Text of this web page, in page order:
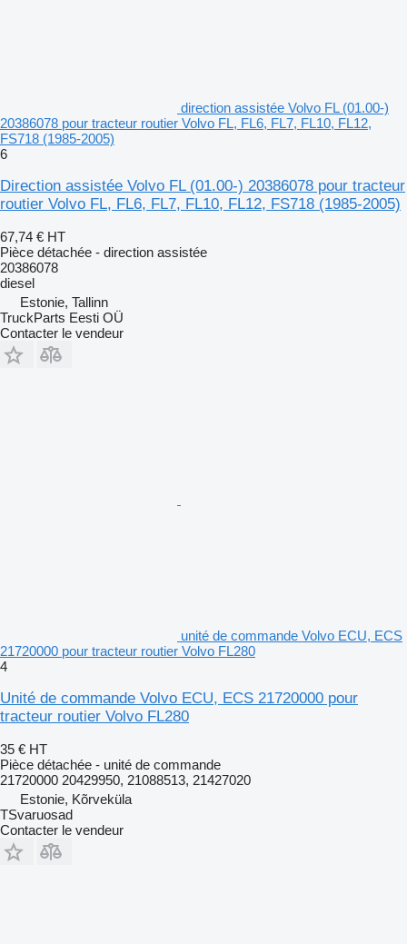
direction assistée Volvo FL (01.00-)
20386078 pour tracteur routier Volvo FL, FL6, FL7, FL10, FL12,
FS718 (1985-2005)
6
Direction assistée Volvo FL (01.00-) 20386078 pour tracteur
routier Volvo FL, FL6, FL7, FL10, FL12, FS718 (1985-2005)
67,74 € HT
Pièce détachée - direction assistée
20386078
diesel
Estonie, Tallinn
TruckParts Eesti OÜ
Contacter le vendeur
unité de commande Volvo ECU, ECS
21720000 pour tracteur routier Volvo FL280
4
Unité de commande Volvo ECU, ECS 21720000 pour
tracteur routier Volvo FL280
35 € HT
Pièce détachée - unité de commande
21720000 20429950, 21088513, 21427020
Estonie, Kõrveküla
TSvaruosad
Contacter le vendeur